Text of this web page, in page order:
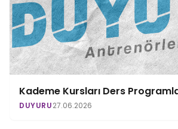
Kademe Kursları Ders
DUYURU27.06.2026